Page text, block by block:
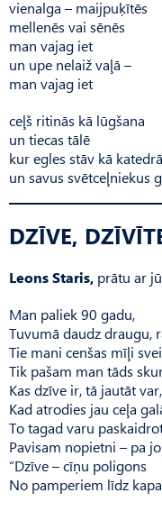
vienalga – maijpuķītēs
mellenēs vai sēnēs
man vajag iet
un upe nelaiž vaļā –
man vajag iet
ceļš ritinās kā lūgšana
un tiecas tālē
kur egles stāv kā
un savus svētceļniekus
DZĪVE,
Leons Staris, prātu ar
Man paliek 90 gadu,
Tuvumā daudz draugu,
Tie mani cenšas mīļi
Tik pašam man tāds
Kas dzīve ir, tā jautāt var,
Kad atrodies jau ceļa
To tagad varu
Pavisam nopietni – pa
“Dzīve – cīņu poligons
No pamperiem līdz